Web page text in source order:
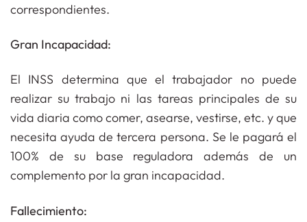
correspondientes.
Gran Incapacidad:
El INSS determina que el trabajador no puede
realizar su trabajo ni las tareas principales de su
vida diaria como comer, asearse, vestirse, etc. y que
necesita ayuda de tercera persona. Se le pagará el
100% de su base reguladora además de un
complemento por la gran incapacidad.
Fallecimiento: